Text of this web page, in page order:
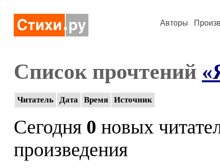
Авторы
Список прочтений
Читатель Дата Время Источник
Сегодня 0 новых
произведения